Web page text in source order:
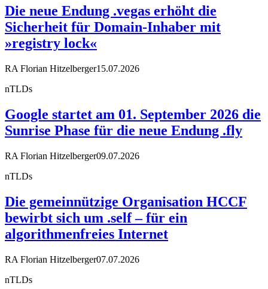
Die neue Endung .vegas erhöht die
Sicherheit für Domain-Inhaber mit
»registry lock«
RA Florian Hitzelberger15.07.2026
nTLDs
Google startet am 01. September 2026 die
Sunrise Phase für die neue Endung .fly
RA Florian Hitzelberger09.07.2026
nTLDs
Die gemeinnützige Organisation HCCF
bewirbt sich um .self – für ein
algorithmenfreies Internet
RA Florian Hitzelberger07.07.2026
nTLDs